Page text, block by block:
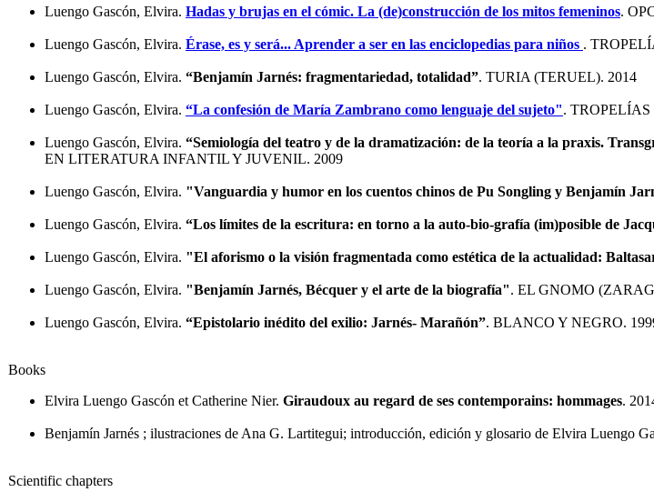
Luengo Gascón, Elvira. Hadas y brujas en el cómic. La (de)construcción de los mitos femeninos.
Luengo Gascón, Elvira. Érase, es y será... Aprender a ser en las enciclopedias para niños .
Luengo Gascón, Elvira. “Benjamín Jarnés: fragmentariedad, totalidad”. TURIA (TERUEL). 2014
Luengo Gascón, Elvira. “La confesión de María Zambrano como lenguaje del sujeto".
Luengo Gascón, Elvira. “Semiología del teatro y de la dramatización: de la teoría a la praxis.
EN LITERATURA INFANTIL Y JUVENIL. 2009
Luengo Gascón, Elvira. "Vanguardia y humor en los cuentos chinos de Pu Songling y Benjamín
Luengo Gascón, Elvira. “Los límites de la escritura: en torno a la auto-bio-grafía (im)posible de
Luengo Gascón, Elvira. "El aforismo o la visión fragmentada como estética de la actualidad:
Luengo Gascón, Elvira. "Benjamín Jarnés, Bécquer y el arte de la biografía". EL GNOMO
Luengo Gascón, Elvira. “Epistolario inédito del exilio: Jarnés- Marañón”. BLANCO Y NEGRO.
Books
Elvira Luengo Gascón et Catherine Nier. Giraudoux au regard de ses contemporains: hommages.
Benjamín Jarnés ; ilustraciones de Ana G. Lartitegui; introducción, edición y glosario de Elvira Luengo
Scientific chapters